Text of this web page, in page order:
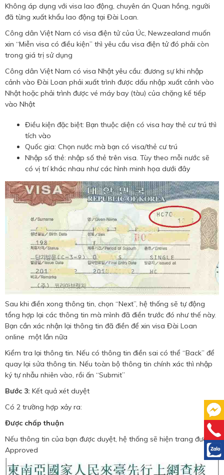
Không áp dụng với visa lao động, chuyên án Quan hồng, người
đã từng xuất khẩu lao động tại Đài Loan.
Công dân Việt Nam có visa điện tử của Úc, Newzealand muốn
xin “Miễn visa có điều kiện” thì yêu cầu visa điện tử đó phải còn
trong giá trị sử dụng
Công dân Việt Nam có visa Nhật yêu cầu: đương sự khi nhập
cảnh vào Đài Loan phải xuất trình được dấu nhập xuất cảnh vào
Nhật hoặc phải trình được vé máy bay (tàu) của chặng kế tiếp
vào Nhật
Điều kiện đặc biệt: Bạn thuộc diện có visa hay thẻ cư trú thì
tích vào
Quốc gia: Chọn nước mà bạn có visa/thẻ cư trú
Nhập số thẻ: nhập số thẻ trên visa. Tùy theo mỗi nước sẽ
có vị trí khác nhau như các hình minh họa dưới đây
Sau khi điền xong thông tin, chọn “Next”, hệ thống sẽ tự động
tổng hợp lại các thông tin mà mình đã điền trước đó như thế này.
Bạn cần xác nhận lại thông tin đã điền để xin visa Đài Loan
online một lần nữa
Kiểm tra lại thông tin. Nếu có thông tin điền sai có thể “Back” để
quay lại sửa thông tin. Nếu toàn bộ thông tin chính xác thì nhập
ký tự nhẫu nhiên vào, rồi ấn “Submit”
Bước 3: Kết quả xét duyệt
Có 2 trường hợp xảy ra:
Được chấp thuận
Nếu thông tin của bạn được duyệt, hệ thống sẽ hiện trang được
Approved